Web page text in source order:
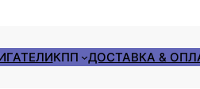
КПП ДОСТАВКА &